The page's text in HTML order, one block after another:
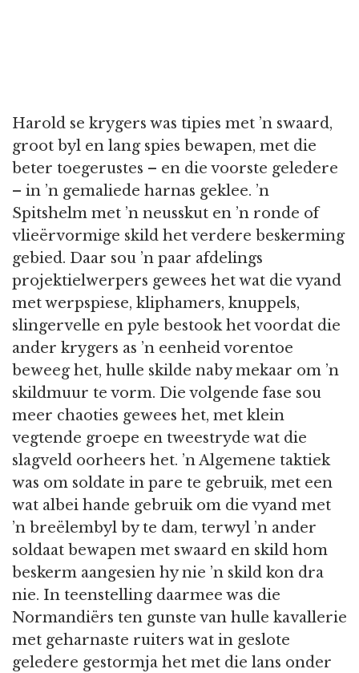
Harold se krygers was tipies met ’n swaard,
groot byl en lang spies bewapen, met die
beter toegerustes – en die voorste geledere
– in ’n gemaliede harnas geklee. ’n
Spitshelm met ’n neusskut en ’n ronde of
vlieërvormige skild het verdere beskerming
gebied. Daar sou ’n paar afdelings
projektielwerpers gewees het wat die vyand
met werpspiese, kliphamers, knuppels,
slingervelle en pyle bestook het voordat die
ander krygers as ’n eenheid vorentoe
beweeg het, hulle skilde naby mekaar om ’n
skildmuur te vorm. Die volgende fase sou
meer chaoties gewees het, met klein
vegtende groepe en tweestryde wat die
slagveld oorheers het. ’n Algemene taktiek
was om soldate in pare te gebruik, met een
wat albei hande gebruik om die vyand met
’n breëlembyl by te dam, terwyl ’n ander
soldaat bewapen met swaard en skild hom
beskerm aangesien hy nie ’n skild kon dra
nie. In teenstelling daarmee was die
Normandiërs ten gunste van hulle kavallerie
met geharnaste ruiters wat in geslote
geledere gestormja het met die lans onder